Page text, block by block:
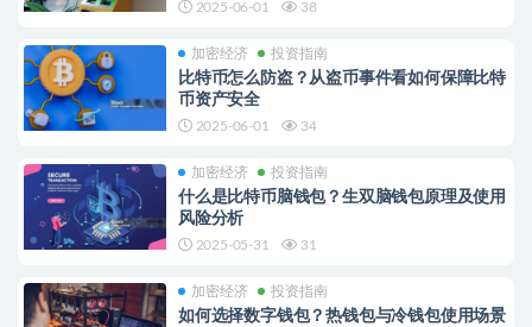
2025-06-01 38
加密经济 投资指南
比特币怎么防盗？从盗币事件看如何保障比特
币资产安全
2025-06-01 34
加密经济 投资指南
什么是比特币脑钱包？生双脑钱包原理及使用
风险分析
2025-05-31 31
加密经济 投资指南
如何选择数字钱包？热钱包与冷钱包使用场景